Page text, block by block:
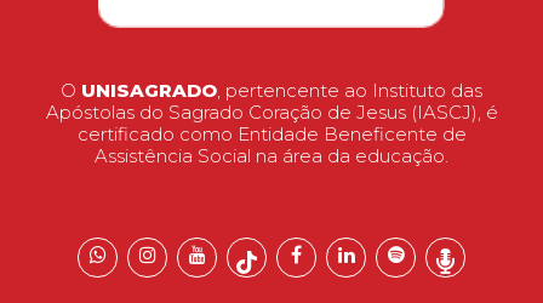
O UNISAGRADO, pertencente ao Instituto das
Apóstolas do Sagrado Coração de Jesus (IASCJ), é
certificado como Entidade Beneficente de
Assistência Social na área da educação.